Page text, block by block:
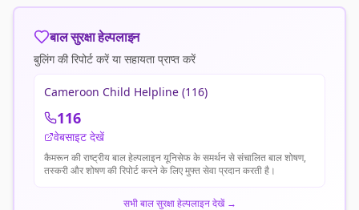
बाल सुरक्षा हेल्पलाइन
बुलिंग की रिपोर्ट करें या सहायता प्राप्त करें
Cameroon Child Helpline (116)
116
वेबसाइट देखें
कैमरून की राष्ट्रीय बाल हेल्पलाइन यूनिसेफ के समर्थन से संचालित बाल शोषण,
तस्करी और शोषण की रिपोर्ट करने के लिए मुफ्त सेवा प्रदान करती है।
सभी बाल सुरक्षा हेल्पलाइन देखें→